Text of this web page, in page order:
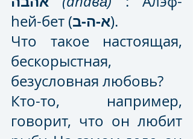
hей-бет (א-ה-ב).
Что такое настоящая,
бескорыстная,
безусловная любовь?
Кто-то, например,
говорит, что он любит